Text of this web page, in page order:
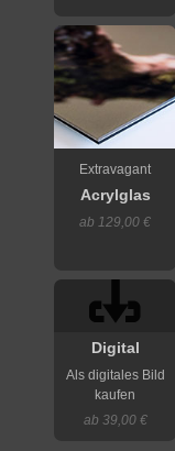
Extravagant
Acrylglas
ab 129,00 €
Digital
Als digitales Bild
kaufen
ab 39,00 €